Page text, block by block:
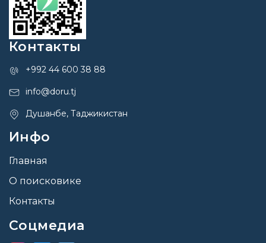
Контакты
+992 44 600 38 88
info@doru.tj
Душанбе, Таджикистан
Инфо
Главная
О поисковике
Контакты
Соцмедиа